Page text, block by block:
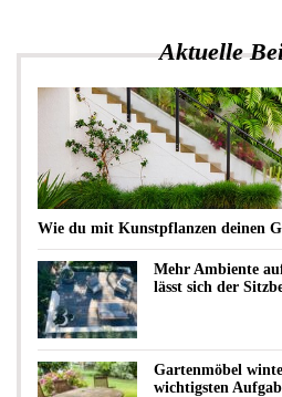
Aktuelle
Wie du mit Kunstpflanzen deinen
Mehr Ambiente
lässt sich der
Gartenmöbel
wichtigsten